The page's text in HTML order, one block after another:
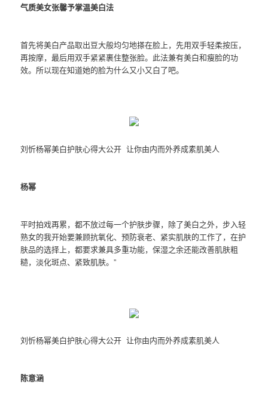
气质美女张馨予掌温美白法
首先将美白产品取出豆大般均匀地搽在脸上，先用双手轻柔按压，
再按摩，最后用双手紧紧裹住整张脸。此法兼有美白和瘦脸的功
效。所以现在知道她的脸为什么又小又白了吧。
刘忻杨幂美白护肤心得大公开 让你由内而外养成素肌美人
杨幂
平时拍戏再累，都不放过每一个护肤步骤，除了美白之外，步入轻
熟女的我开始要兼顾抗氧化、预防衰老、紧实肌肤的工作了，在护
肤品的选择上，都要求兼具多重功能，保湿之余还能改善肌肤粗
糙，淡化斑点、紧致肌肤。”
刘忻杨幂美白护肤心得大公开 让你由内而外养成素肌美人
陈意涵